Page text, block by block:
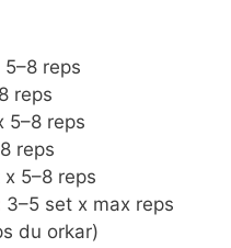
reps
reps
5–8 reps
reps
5–8 reps
3–5 set x max reps
du orkar)